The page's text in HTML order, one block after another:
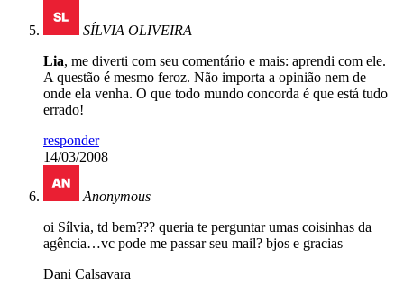
SÍLVIA OLIVEIRA
Lia, me diverti com seu comentário e mais: aprendi com ele.
A questão é mesmo feroz. Não importa a opinião nem de
onde ela venha. O que todo mundo concorda é que está tudo
errado!
responder
14/03/2008
Anonymous
oi Sílvia, td bem??? queria te perguntar umas coisinhas da
agência…vc pode me passar seu mail? bjos e gracias
Dani Calsavara